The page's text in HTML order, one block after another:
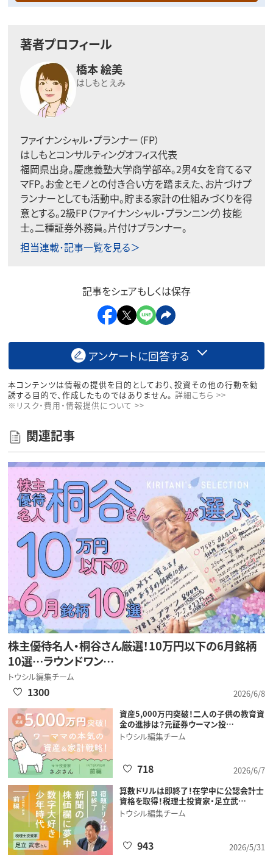
著者プロフィール
橋本 絵美
はしもと えみ
ファイナンシャル・プランナー（FP）
はしもとコンサルティングオフィス代表
福岡県出身。慶應義塾大学商学部卒。2男4女を育てるマ
マFP。お金とモノとの付き合い方を踏まえた、お片づけプ
ランナーとしても活動中。貯まる家計の仕組みづくりを得
意とする。2級FP（ファイナンシャル・プランニング）技能
士。二種証券外務員。片付けプランナー。
担当連載･記事一覧を見る＞
記事をシェアもしくは保存
アンケートに回答する
本コンテンツは情報の提供を目的としており、投資その他の行動を勧
誘する目的で、作成したものではありません。 詳細こちら >>
※リスク・費用・情報提供について >>
関連記事
株主優待名人・桐谷さん厳選！10万円以下の6月銘柄
10選…ラウンドワン…
トウシル編集チーム
2026/6/8
1300
資産5,000万円突破！二人の子供の教育資
金の進捗は？元証券ウーマン投…
トウシル編集チーム
2026/6/7
718
算数ドリルは即終了！在学中に公認会計士
資格を取得！税理士投資家・足立武…
トウシル編集チーム
2026/5/31
943